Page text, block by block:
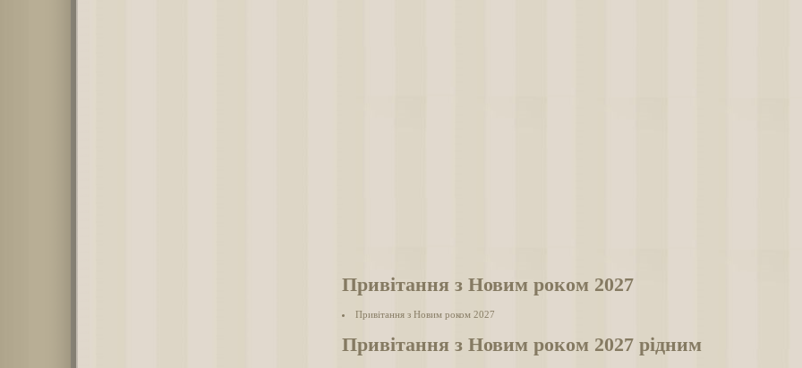
Привітання з Новим роком 2027
Привітання з Новим роком 2027
Привітання з Новим роком 2027 рідним